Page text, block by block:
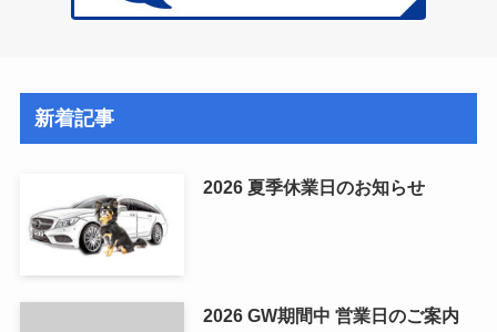
新着記事
2026 夏季休業日のお知らせ
2026 GW期間中 営業日のご案内